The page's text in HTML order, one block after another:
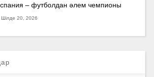
– футболдан әлем чемпионы
Шілде 20, 2026